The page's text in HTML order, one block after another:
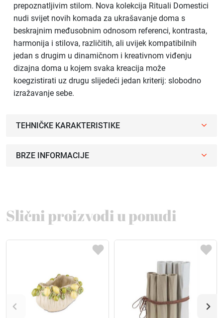
prepoznatljivim stilom. Nova kolekcija Rituali Domestici
nudi svijet novih komada za ukrašavanje doma s
beskrajnim međusobnim odnosom referenci, kontrasta,
harmonija i stilova, različitih, ali uvijek kompatibilnih
jedan s drugim u dinamičnom i kreativnom viđenju
dizajna doma u kojem svaka kreacija može
koegzistirati uz drugu slijedeći jedan kriterij: slobodno
izražavanje sebe.
TEHNIČKE KARAKTERISTIKE
BRZE INFORMACIJE
Slični proizvodi u ponudi